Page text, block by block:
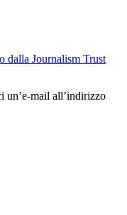
dalla Journalism Trust
un’e-mail all’indirizzo